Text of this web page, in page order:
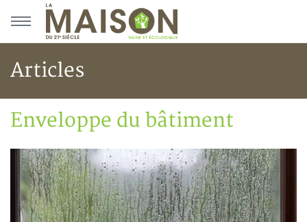
Aller au menu principal
Aller au contenu principal
Articles
Accueil
Construction verte
Enveloppe du bâtiment
Enveloppe du bâtiment